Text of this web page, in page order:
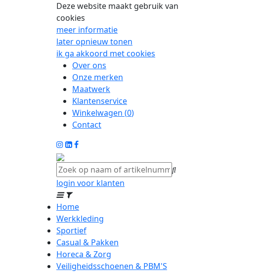
Deze website maakt gebruik van
cookies
meer informatie
later opnieuw tonen
ik ga akkoord met cookies
Over ons
Onze merken
Maatwerk
Klantenservice
Winkelwagen (0)
Contact
login voor klanten
Home
Werkkleding
Sportief
Casual & Pakken
Horeca & Zorg
Veiligheidsschoenen & PBM'S